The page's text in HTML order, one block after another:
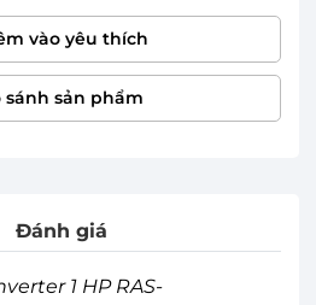
vào yêu thích
Đánh giá
1 HP RAS-